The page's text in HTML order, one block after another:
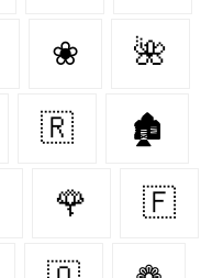
❀ 🌺
🇷‌ 🏚
🌹 🇫‌